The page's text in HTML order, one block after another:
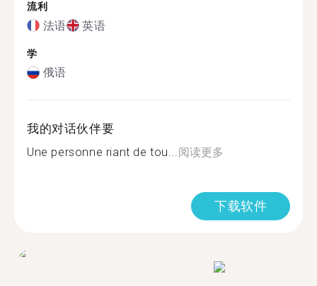
流利
法语 英语
学
俄语
我的对话伙伴要
Une personne riant de tou...阅读更多
下载软件